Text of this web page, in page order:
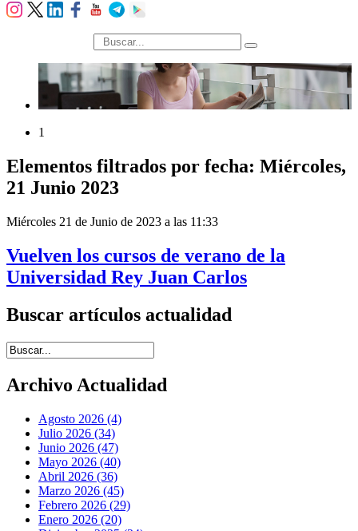
búsqueda
1
Elementos filtrados por fecha: Miércoles,
21 Junio 2023
Miércoles 21 de Junio de 2023 a las 11:33
Vuelven los cursos de verano de la
Universidad Rey Juan Carlos
Buscar artículos actualidad
Introduce términos de búsqueda
Archivo Actualidad
Agosto 2026 (4)
Julio 2026 (34)
Junio 2026 (47)
Mayo 2026 (40)
Abril 2026 (36)
Marzo 2026 (45)
Febrero 2026 (29)
Enero 2026 (20)